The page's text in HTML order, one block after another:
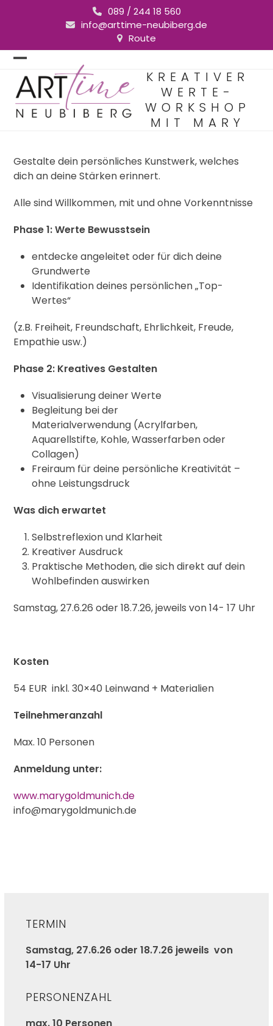
089 / 244 18 560
info@arttime-neubiberg.de
Route
Open
mobile
menu
Close
mobile
menu
KREATIVER
WERTE-
WORKSHOP
MIT MARY
Gestalte dein persönliches Kunstwerk, welches
dich an deine Stärken erinnert.
Alle sind Willkommen, mit und ohne Vorkenntnisse
Phase 1: Werte Bewusstsein
entdecke angeleitet oder für dich deine
Grundwerte
Identifikation deines persönlichen „Top-
Wertes“
(z.B. Freiheit, Freundschaft, Ehrlichkeit, Freude,
Empathie usw.)
Phase 2: Kreatives Gestalten
Visualisierung deiner Werte
Begleitung bei der
Materialverwendung (Acrylfarben,
Aquarellstifte, Kohle, Wasserfarben oder
Collagen)
Freiraum für deine persönliche Kreativität –
ohne Leistungsdruck
Was dich erwartet
Selbstreflexion und Klarheit
Kreativer Ausdruck
Praktische Methoden, die sich direkt auf dein
Wohlbefinden auswirken
Samstag, 27.6.26 oder 18.7.26, jeweils von 14- 17 Uhr
Kosten
54 EUR inkl. 30×40 Leinwand + Materialien
Teilnehmeranzahl
Max. 10 Personen
Anmeldung unter:
www.marygoldmunich.de
info@marygoldmunich.de
TERMIN
Samstag, 27.6.26 oder 18.7.26 jeweils von
14-17 Uhr
PERSONENZAHL